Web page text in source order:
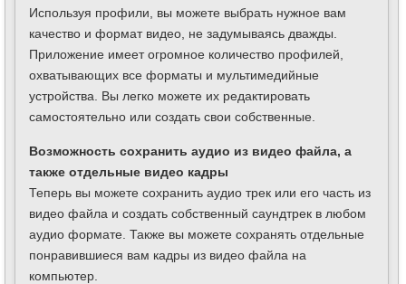
Используя профили, вы можете выбрать нужное вам
качество и формат видео, не задумываясь дважды.
Приложение имеет огромное количество профилей,
охватывающих все форматы и мультимедийные
устройства. Вы легко можете их редактировать
самостоятельно или создать свои собственные.
Возможность сохранить аудио из видео файла, а
также отдельные видео кадры
Теперь вы можете сохранить аудио трек или его часть из
видео файла и создать собственный саундтрек в любом
аудио формате. Также вы можете сохранять отдельные
понравившиеся вам кадры из видео файла на
компьютер.